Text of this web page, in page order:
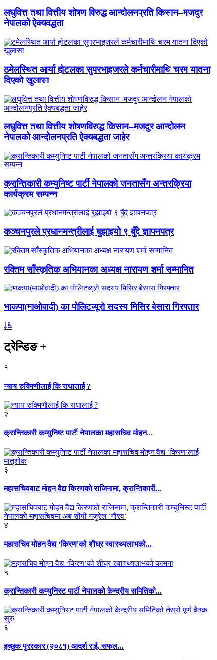
लघुवित्त तथा वित्तीय शोषण विरुद्ध आन्दोलनप्रति किसान–मजदुर
नेपालको ऐक्यवद्धता
ठमेलस्थित आर्या होटलका सुपरभाइजरले कर्मचारीमाथि चरम यातना
दिएको खुलासा
लघुवित्त तथा वित्तीय शोषणविरुद्ध किसान–मजदुर आन्दोलन
नेपालको आन्दोलनप्रति ऐक्यबद्धता जाहेर
क्रान्तिकारी कम्युनिष्ट पार्टी नेपालको जनतासँग अन्तरक्रिया
कार्यक्रम सम्पन्न
कञ्चनपुरले प्रधानमन्त्रीलाई बुझाइयो ९ बुँदे ज्ञापनपत्र
रक्तिम साँस्कृतिक अभियानका अध्यक्ष नारायण शर्मा सम्मानित
भाकपा(माओवादी) का पोलिटव्यूरो सदस्य मिसिर बेसारा गिरफ्तार
ट्रेन्डिङ+
१
न्याय रुक्मिणीलाई कि राधालाई ?
२
क्रान्तिकारी कम्युनिष्ट पार्टी नेपालका महासचिव मोहन...
३
महासचिवबाट मोहन वैद्य किरणको राजिनामा, क्रान्तिकारी...
४
महासचिव मोहन वैद्य ‘किरण’को शीघ्र स्वास्थ्यलाभको...
५
क्रान्तिकारी कम्युनिस्ट पार्टी नेपालको केन्द्रीय समितिको...
६
इच्छुक पुरस्कार (२०८१) आदर्श राई, सफल...